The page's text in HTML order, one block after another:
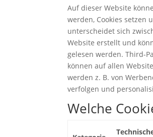
Auf dieser Website
werden, Cookies setzen
unterscheidet sich
Website erstellt und
gelesen werden. Third-
können auf allen
werden z. B. von
verfolgen und
Welche